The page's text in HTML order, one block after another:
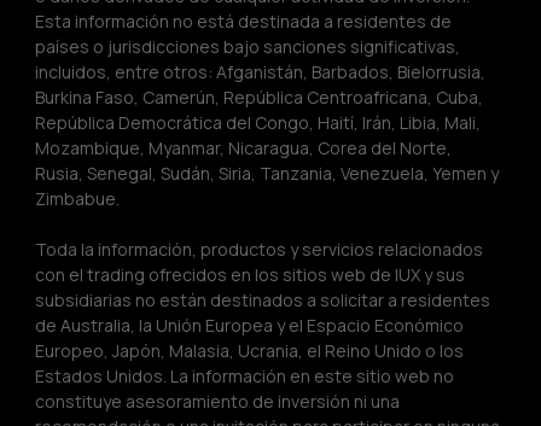
Esta información no está destinada a residentes de
países o jurisdicciones bajo sanciones significativas,
incluidos, entre otros: Afganistán, Barbados, Bielorrusia,
Burkina Faso, Camerún, República Centroafricana, Cuba,
República Democrática del Congo, Haití, Irán, Libia, Mali,
Mozambique, Myanmar, Nicaragua, Corea del Norte,
Rusia, Senegal, Sudán, Siria, Tanzania, Venezuela, Yemen y
Zimbabue.
Toda la información, productos y servicios relacionados
con el trading ofrecidos en los sitios web de IUX y sus
subsidiarias no están destinados a solicitar a residentes
de Australia, la Unión Europea y el Espacio Económico
Europeo, Japón, Malasia, Ucrania, el Reino Unido o los
Estados Unidos. La información en este sitio web no
constituye asesoramiento de inversión ni una